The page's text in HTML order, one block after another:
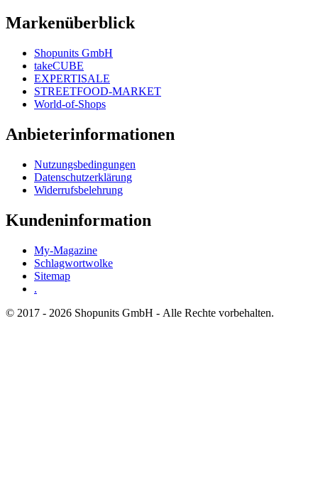
Markenüberblick
Shopunits GmbH
takeCUBE
EXPERTISALE
STREETFOOD-MARKET
World-of-Shops
Anbieterinformationen
Nutzungsbedingungen
Datenschutzerklärung
Widerrufsbelehrung
Kundeninformation
My-Magazine
Schlagwortwolke
Sitemap
.
© 2017 - 2026 Shopunits GmbH - Alle Rechte vorbehalten.